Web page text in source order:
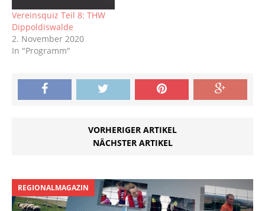
Vereinsquiz Teil 8: THW
Dippoldiswalde
2. November 2020
In "Programm"
VORHERIGER ARTIKEL
NÄCHSTER ARTIKEL
REGIONALMAGAZIN